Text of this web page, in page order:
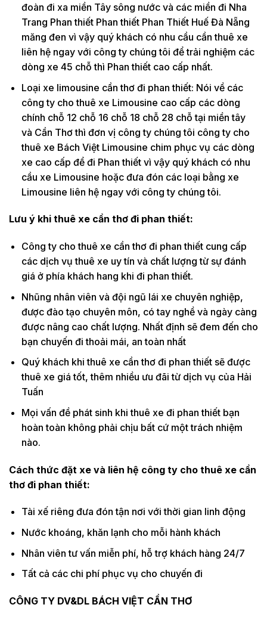
đoàn đi xa miền Tây sông nước và các miền đi Nha
Trang Phan thiết Phan thiết Phan Thiết Huế Đà Nẵng
măng đen vì vậy quý khách có nhu cầu cần thuê xe
liên hệ ngay với công ty chúng tôi để trải nghiệm các
dòng xe 45 chỗ thì Phan thiết cao cấp nhất.
Loại xe limousine cần thơ đi phan thiết: Nói về các
công ty cho thuê xe Limousine cao cấp các dòng
chính chỗ 12 chỗ 16 chỗ 18 chỗ 28 chỗ tại miền tây
và Cần Thơ thì đơn vị công ty chúng tôi công ty cho
thuê xe Bách Việt Limousine chim phục vụ các dòng
xe cao cấp để đi Phan thiết vì vậy quý khách có nhu
cầu xe Limousine hoặc đưa đón các loại bằng xe
Limousine liên hệ ngay với công ty chúng tôi.
Lưu ý khi thuê xe cần thơ đi phan thiết:
Công ty cho thuê xe cần thơ đi phan thiết cung cấp
các dịch vụ thuê xe uy tín và chất lượng từ sự đánh
giá ở phía khách hang khi đi phan thiết.
Nhũng nhân viên và đội ngũ lái xe chuyên nghiệp,
được đào tạo chuyên môn, có tay nghề và ngày càng
được nâng cao chất lượng. Nhất định sẽ đem đến cho
bạn chuyến đi thoải mái, an toàn nhất
Quý khách khi thuê xe cần thơ đi phan thiết sẽ được
thuê xe giá tốt, thêm nhiều ưu đãi từ dịch vụ của Hải
Tuấn
Mọi vấn đề phát sinh khi thuê xe đi phan thiết bạn
hoàn toàn không phải chịu bất cứ một trách nhiệm
nào.
Cách thức đặt xe và liên hệ công ty cho thuê xe cần
thơ đi phan thiết:
Tài xế riêng đưa đón tận nơi với thời gian linh động
Nước khoáng, khăn lạnh cho mỗi hành khách
Nhân viên tư vấn miễn phí, hỗ trợ khách hàng 24/7
Tất cả các chi phí phục vụ cho chuyến đi
CÔNG TY DV&DL BÁCH VIỆT CẦN THƠ